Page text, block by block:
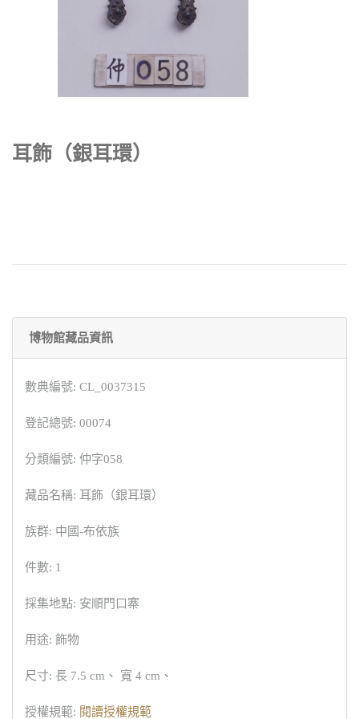
耳飾（銀耳環）
博物館藏品資訊
數典編號: CL_0037315
登記總號: 00074
分類編號: 仲字058
藏品名稱: 耳飾（銀耳環）
族群: 中國-布依族
件數: 1
採集地點: 安順門口寨
用途: 飾物
尺寸: 長 7.5 cm、 寬 4 cm、
授權規範: 閱讀授權規範